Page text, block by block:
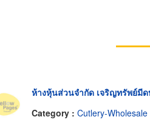
ห้างหุ้นส่วนจำกัด เจริญทรัพย์มี
Category : Cutlery-Wholesale &